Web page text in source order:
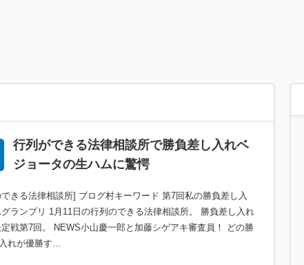
行列ができる法律相談所で勝負差し入れベ
ジョータの生ハムに驚愕
できる法律相談所] ブログ村キーワード 第7回私の勝負差し入
ランプリ 1月11日の行列のできる法律相談所。 勝負差し入れ
定戦第7回。 NEWS小山慶一郎と加藤シゲアキ審査員！ どの勝
れが優勝す…